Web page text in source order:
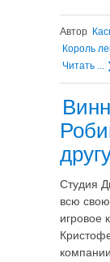
Автор
Король
Читать ...
Студия
всю
игровое